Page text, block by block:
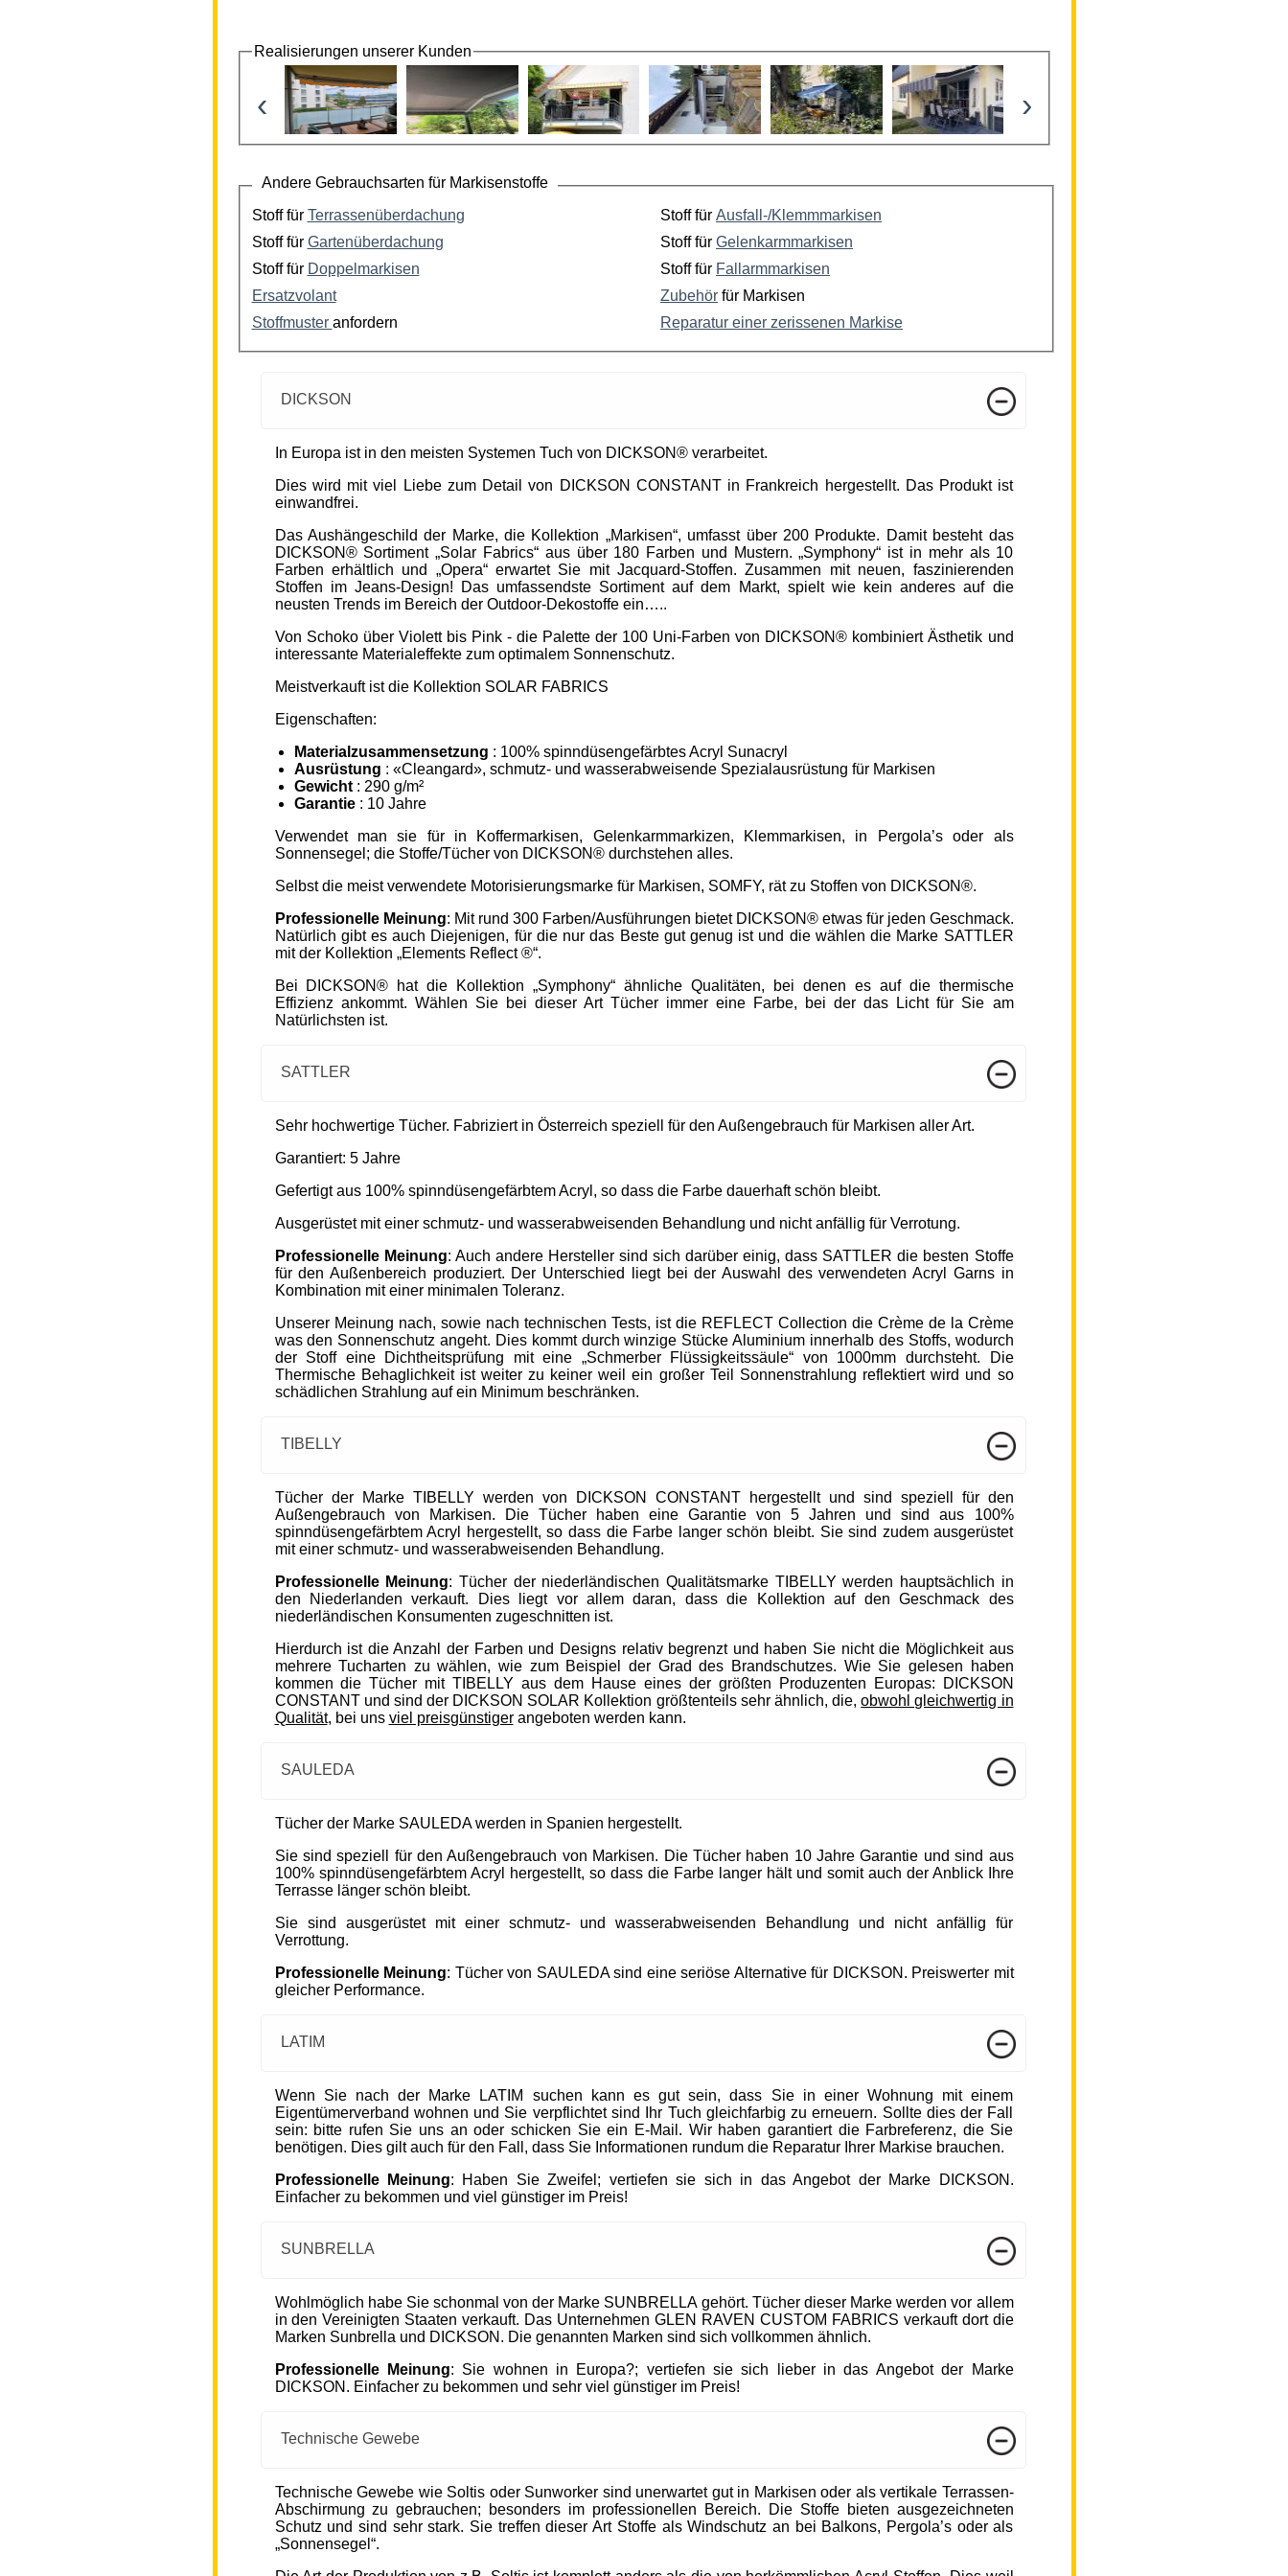
Realisierungen unserer Kunden
‹ ›
Andere Gebrauchsarten für Markisenstoffe
Stoff für Terrassenüberdachung Stoff für Ausfall-/Klemmmarkisen
Stoff für Gartenüberdachung Stoff für Gelenkarmmarkisen
Stoff für Doppelmarkisen Stoff für Fallarmmarkisen
Ersatzvolant
Zubehör für Markisen
Stoffmuster anfordern Reparatur einer zerissenen Markise
DICKSON
In Europa ist in den meisten Systemen Tuch von DICKSON® verarbeitet.
Dies wird mit viel Liebe zum Detail von DICKSON CONSTANT in Frankreich hergestellt. Das Produkt ist
einwandfrei.
Das Aushängeschild der Marke, die Kollektion „Markisen“, umfasst über 200 Produkte. Damit besteht das
DICKSON® Sortiment „Solar Fabrics“ aus über 180 Farben und Mustern. „Symphony“ ist in mehr als 10
Farben erhältlich und „Opera“ erwartet Sie mit Jacquard-Stoffen. Zusammen mit neuen, faszinierenden
Stoffen im Jeans-Design! Das umfassendste Sortiment auf dem Markt, spielt wie kein anderes auf die
neusten Trends im Bereich der Outdoor-Dekostoffe ein…..
Von Schoko über Violett bis Pink - die Palette der 100 Uni-Farben von DICKSON® kombiniert Ästhetik und
interessante Materialeffekte zum optimalem Sonnenschutz.
Meistverkauft ist die Kollektion SOLAR FABRICS
Eigenschaften:
Materialzusammensetzung : 100% spinndüsengefärbtes Acryl Sunacryl
Ausrüstung : «Cleangard», schmutz- und wasserabweisende Spezialausrüstung für Markisen
Gewicht: 290 g/m²
Garantie: 10 Jahre
Verwendet man sie für in Koffermarkisen, Gelenkarmmarkizen, Klemmarkisen, in Pergola’s oder als
Sonnensegel; die Stoffe/Tücher von DICKSON® durchstehen alles.
Selbst die meist verwendete Motorisierungsmarke für Markisen, SOMFY, rät zu Stoffen von DICKSON®.
Professionelle Meinung: Mit rund 300 Farben/Ausführungen bietet DICKSON® etwas für jeden Geschmack.
Natürlich gibt es auch Diejenigen, für die nur das Beste gut genug ist und die wählen die Marke SATTLER
mit der Kollektion „Elements Reflect ®“.
Bei DICKSON® hat die Kollektion „Symphony“ ähnliche Qualitäten, bei denen es auf die thermische
Effizienz ankommt. Wählen Sie bei dieser Art Tücher immer eine Farbe, bei der das Licht für Sie am
Natürlichsten ist.
SATTLER
Sehr hochwertige Tücher. Fabriziert in Österreich speziell für den Außengebrauch für Markisen aller Art.
Garantiert: 5 Jahre
Gefertigt aus 100% spinndüsengefärbtem Acryl, so dass die Farbe dauerhaft schön bleibt.
Ausgerüstet mit einer schmutz- und wasserabweisenden Behandlung und nicht anfällig für Verrotung.
Professionelle Meinung: Auch andere Hersteller sind sich darüber einig, dass SATTLER die besten Stoffe
für den Außenbereich produziert. Der Unterschied liegt bei der Auswahl des verwendeten Acryl Garns in
Kombination mit einer minimalen Toleranz.
Unserer Meinung nach, sowie nach technischen Tests, ist die REFLECT Collection die Crème de la Crème
was den Sonnenschutz angeht. Dies kommt durch winzige Stücke Aluminium innerhalb des Stoffs, wodurch
der Stoff eine Dichtheitsprüfung mit eine „Schmerber Flüssigkeitssäule“ von 1000mm durchsteht. Die
Thermische Behaglichkeit ist weiter zu keiner weil ein großer Teil Sonnenstrahlung reflektiert wird und so
schädlichen Strahlung auf ein Minimum beschränken.
TIBELLY
Tücher der Marke TIBELLY werden von DICKSON CONSTANT hergestellt und sind speziell für den
Außengebrauch von Markisen. Die Tücher haben eine Garantie von 5 Jahren und sind aus 100%
spinndüsengefärbtem Acryl hergestellt, so dass die Farbe langer schön bleibt. Sie sind zudem ausgerüstet
mit einer schmutz- und wasserabweisenden Behandlung.
Professionelle Meinung: Tücher der niederländischen Qualitätsmarke TIBELLY werden hauptsächlich in
den Niederlanden verkauft. Dies liegt vor allem daran, dass die Kollektion auf den Geschmack des
niederländischen Konsumenten zugeschnitten ist.
Hierdurch ist die Anzahl der Farben und Designs relativ begrenzt und haben Sie nicht die Möglichkeit aus
mehrere Tucharten zu wählen, wie zum Beispiel der Grad des Brandschutzes. Wie Sie gelesen haben
kommen die Tücher mit TIBELLY aus dem Hause eines der größten Produzenten Europas: DICKSON
CONSTANT und sind der DICKSON SOLAR Kollektion größtenteils sehr ähnlich, die,obwohl gleichwertig in
Qualität, bei uns viel preisgünstigerangeboten werden kann.
SAULEDA
Tücher der Marke SAULEDA werden in Spanien hergestellt.
Sie sind speziell für den Außengebrauch von Markisen. Die Tücher haben 10 Jahre Garantie und sind aus
100% spinndüsengefärbtem Acryl hergestellt, so dass die Farbe langer hält und somit auch der Anblick Ihre
Terrasse länger schön bleibt.
Sie sind ausgerüstet mit einer schmutz- und wasserabweisenden Behandlung und nicht anfällig für
Verrottung.
Professionelle Meinung: Tücher von SAULEDA sind eine seriöse Alternative für DICKSON. Preiswerter mit
gleicher Performance.
LATIM
Wenn Sie nach der Marke LATIM suchen kann es gut sein, dass Sie in einer Wohnung mit einem
Eigentümerverband wohnen und Sie verpflichtet sind Ihr Tuch gleichfarbig zu erneuern. Sollte dies der Fall
sein: bitte rufen Sie uns an oder schicken Sie ein E-Mail. Wir haben garantiert die Farbreferenz, die Sie
benötigen. Dies gilt auch für den Fall, dass Sie Informationen rundum die Reparatur Ihrer Markise brauchen.
Professionelle Meinung: Haben Sie Zweifel; vertiefen sie sich in das Angebot der Marke DICKSON.
Einfacher zu bekommen und viel günstiger im Preis!
SUNBRELLA
Wohlmöglich habe Sie schonmal von der Marke SUNBRELLA gehört. Tücher dieser Marke werden vor allem
in den Vereinigten Staaten verkauft. Das Unternehmen GLEN RAVEN CUSTOM FABRICS verkauft dort die
Marken Sunbrella und DICKSON. Die genannten Marken sind sich vollkommen ähnlich.
Professionelle Meinung: Sie wohnen in Europa?; vertiefen sie sich lieber in das Angebot der Marke
DICKSON. Einfacher zu bekommen und sehr viel günstiger im Preis!
Technische Gewebe
Technische Gewebe wie Soltis oder Sunworker sind unerwartet gut in Markisen oder als vertikale Terrassen-
Abschirmung zu gebrauchen; besonders im professionellen Bereich. Die Stoffe bieten ausgezeichneten
Schutz und sind sehr stark. Sie treffen dieser Art Stoffe als Windschutz an bei Balkons, Pergola’s oder als
„Sonnensegel“.